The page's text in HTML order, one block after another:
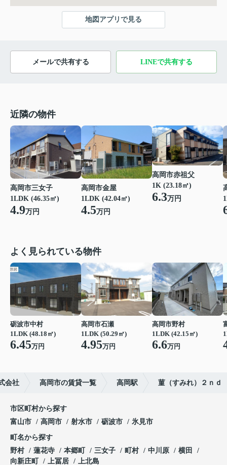
地図アプリで見る
メールで共有する LINEで共有する
近隣の物件
高岡市三女子
1LDK (46.35㎡)
4.9万円
高岡市金屋
1LDK (42.04㎡)
4.5万円
高岡市赤祖父
1K (23.18㎡)
6.3万円
よく見られている物件
砺波市中村
1LDK (48.18㎡)
6.45万円
高岡市石瀬
1LDK (50.29㎡)
4.95万円
高岡市野村
1LDK (42.15㎡)
6.6万円
会社 高岡市の賃貸一覧 高岡駅 菫（すみれ）２ｎｄ
市区町村から探す
富山市
高岡市 射水市 砺波市 氷見市
町名から探す
野村
蓮花寺 本郷町 三女子 町村 中川原
横田
向新庄町
上冨居 上北島